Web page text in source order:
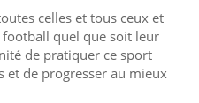
celles et tous ceux et
quel que soit leur
de pratiquer ce sport
et de progresser au mieux